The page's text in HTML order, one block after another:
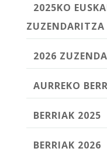
2025KO
2026
AURREKO
BERRIAK 2025
BERRIAK 2026